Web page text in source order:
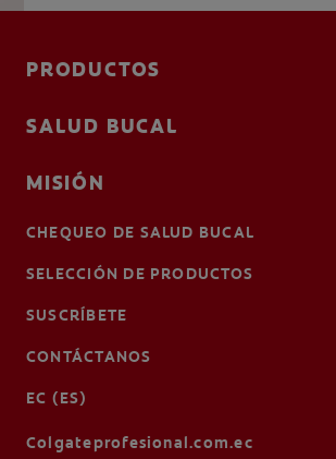
PRODUCTOS
SALUD BUCAL
MISIÓN
CHEQUEO DE SALUD BUCAL
SELECCIÓN DE PRODUCTOS
SUSCRÍBETE
CONTÁCTANOS
EC (ES)
Colgateprofesional.com.ec